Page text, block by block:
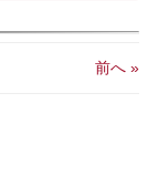
前へ »